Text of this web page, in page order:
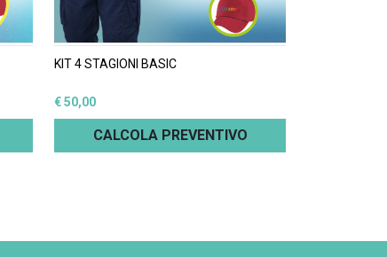
KIT 4 STAGIONI BASIC
€ 50,00
CALCOLA PREVENTIVO